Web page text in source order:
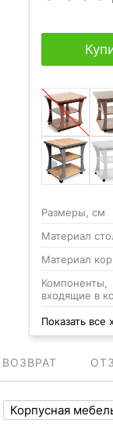
Размеры, см
Материал
Материал
Компоненты,
входящие в
Показать все
ВОЗВРАТ
Корпусная